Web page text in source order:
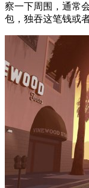
察一下周围，通常
包，独吞这笔钱或